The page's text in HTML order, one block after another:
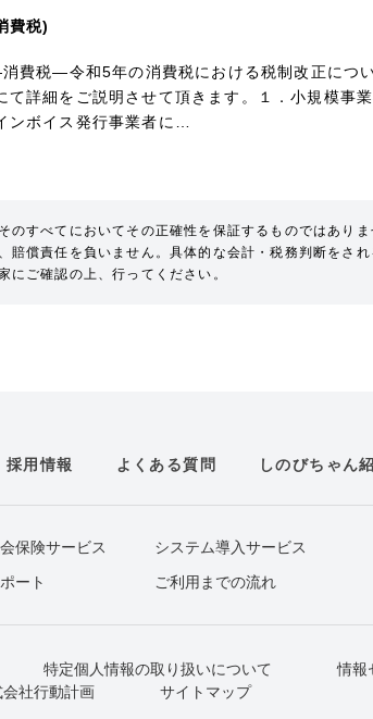
費税)
費税―令和5年の消費税における税制改正につ
て詳細をご説明させて頂きます。１．小規模事
ンボイス発行事業者に…
のすべてにおいてその正確性を保証するものではあり
賠償責任を負いません。具体的な会計・税務判断をさ
にご確認の上、行ってください。
採用情報 よくある質問 しのびちゃん
保険サービス
システム導入サービス
ート ご利用までの流れ
特定個人情報の取り扱いについて
情報
社行動計画 サイトマップ